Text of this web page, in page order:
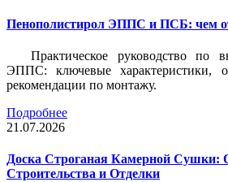
Пенополистирол ЭППС и ПСБ: чем
Практическое руководство
ЭППС: ключевые характеристики,
рекомендации по монтажу.
Подробнее
21.07.2026
Доска Строганая Камерной Сушки:
Строительства и Отделки